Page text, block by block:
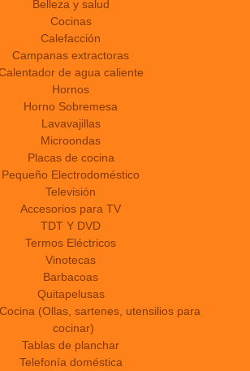
Belleza y salud
Cocinas
Calefacción
Campanas extractoras
de agua caliente
Hornos
Horno Sobremesa
Lavavajillas
Microondas
Placas de cocina
Pequeño Electrodoméstico
Televisión
Accesorios para TV
TDT Y DVD
Termos Eléctricos
Vinotecas
Barbacoas
Quitapelusas
(Ollas, sartenes, utensilios para
cocinar)
Tablas de planchar
Telefonía doméstica